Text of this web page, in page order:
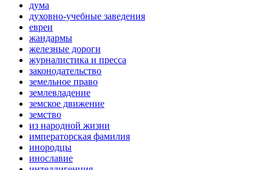
дума
духовно-учебные заведения
евреи
жандармы
железные дороги
журналистика и пресса
законодательство
земельное право
землевладение
земское движение
земство
из народной жизни
императорская фамилия
инородцы
инославие